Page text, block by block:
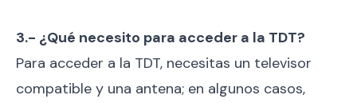
3.- ¿Qué necesito para acceder a la TDT?
Para acceder a la TDT, necesitas un televisor
compatible y una antena; en algunos casos,